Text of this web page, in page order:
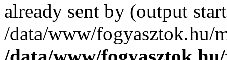
already sent by (output
/data/www/fogyasztok.hu/